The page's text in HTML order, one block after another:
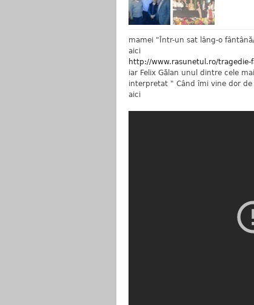
mamei "Într-un sat lâng-o
aici
http://www.rasunetul.ro/tragedie-
iar Felix Gălan unul dintre cele
interpretat " Când îmi vine dor de
aici